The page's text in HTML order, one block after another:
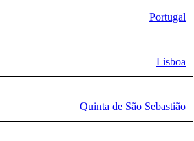
Portugal
Lisboa
Quinta de São Sebastião